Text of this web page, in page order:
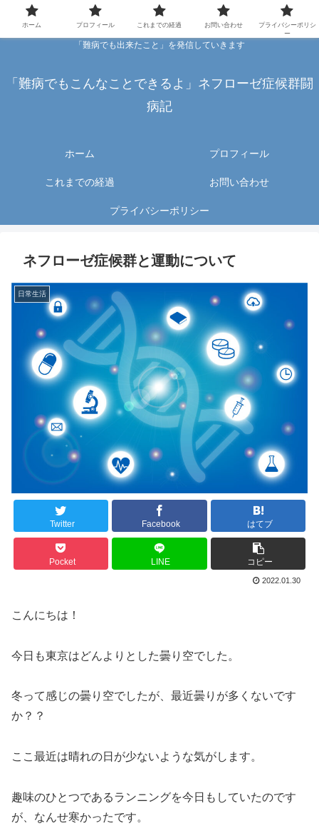
「難病でも出来たこと」を発信していきます
「難病でもこんなことできるよ」ネフローゼ症候群闘
病記
ホーム プロフィール
これまでの経過 お問い合わせ
プライバシーポリシー
ネフローゼ症候群と運動について
日常生活
Twitter Facebook はてブ
Pocket LINE コピー
2022.01.30
こんにちは！
今日も東京はどんよりとした曇り空でした。
冬って感じの曇り空でしたが、最近曇りが多くないです
か？？
ここ最近は晴れの日が少ないような気がします。
趣味のひとつであるランニングを今日もしていたのです
が、なんせ寒かったです。
ホーム プロフィール これまでの経過 お問い合わせ
プライバシーポリシ
ー